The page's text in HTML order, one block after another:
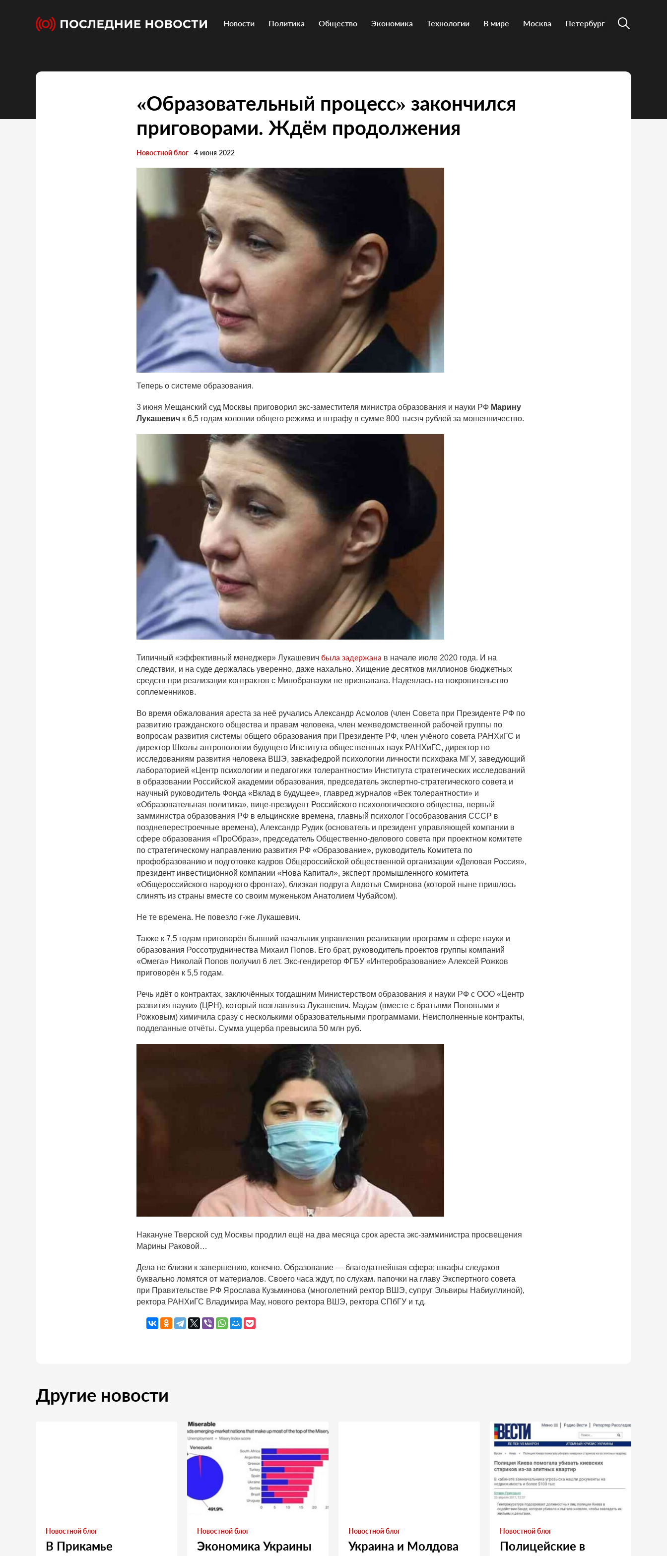
Новости Политика Общество Экономика Технологии В мире Москва Петербург
«Образовательный процесс» закончился
приговорами. Ждём продолжения
Новостной блог 4 июня 2022
Теперь о системе образования.
3 июня Мещанский суд Москвы приговорил экс-заместителя министра образования и науки РФ Марину
Лукашевич к 6,5 годам колонии общего режима и штрафу в сумме 800 тысяч рублей за мошенничество.
Типичный «эффективный менеджер» Лукашевич была задержана в начале июле 2020 года. И на
следствии, и на суде держалась уверенно, даже нахально. Хищение десятков миллионов бюджетных
средств при реализации контрактов с Минобранауки не признавала. Надеялась на покровительство
соплеменников.
Во время обжалования ареста за неё ручались Александр Асмолов (член Совета при Президенте РФ по
развитию гражданского общества и правам человека, член межведомственной рабочей группы по
вопросам развития системы общего образования при Президенте РФ, член учёного совета РАНХиГС и
директор Школы антропологии будущего Института общественных наук РАНХиГС, директор по
исследованиям развития человека ВШЭ, завкафедрой психологии личности психфака МГУ, заведующий
лабораторией «Центр психологии и педагогики толерантности» Института стратегических исследований
в образовании Российской академии образования, председатель экспертно-стратегического совета и
научный руководитель Фонда «Вклад в будущее», главред журналов «Век толерантности» и
«Образовательная политика», вице-президент Российского психологического общества, первый
замминистра образования РФ в ельцинские времена, главный психолог Гособразования СССР в
позднеперестроечные времена), Александр Рудик (основатель и президент управляющей компании в
сфере образования «ПроОбраз», председатель Общественно-делового совета при проектном комитете
по стратегическому направлению развития РФ «Образование», руководитель Комитета по
профобразованию и подготовке кадров Общероссийской общественной организации «Деловая Россия»,
президент инвестиционной компании «Нова Капитал», эксперт промышленного комитета
«Общероссийского народного фронта»), близкая подруга Авдотья Смирнова (которой ныне пришлось
слинять из страны вместе со своим муженьком Анатолием Чубайсом).
Не те времена. Не повезло г-же Лукашевич.
Также к 7,5 годам приговорён бывший начальник управления реализации программ в сфере науки и
образования Россотрудничества Михаил Попов. Его брат, руководитель проектов группы компаний
«Омега» Николай Попов получил 6 лет. Экс-гендиретор ФГБУ «Интеробразование» Алексей Рожков
приговорён к 5,5 годам.
Речь идёт о контрактах, заключённых тогдашним Министерством образования и науки РФ с ООО «Центр
развития науки» (ЦРН), который возглавляла Лукашевич. Мадам (вместе с братьями Поповыми и
Рожковым) химичила сразу с несколькими образовательными программами. Неисполненные контракты,
подделанные отчёты. Сумма ущерба превысила 50 млн руб.
Накануне Тверской суд Москвы продлил ещё на два месяца срок ареста экс-замминистра просвещения
Марины Раковой…
Дела не близки к завершению, конечно. Образование — благодатнейшая сфера; шкафы следаков
буквально ломятся от материалов. Своего часа ждут, по слухам. папочки на главу Экспертного совета
при Правительстве РФ Ярослава Кузьминова (многолетний ректор ВШЭ, супруг Эльвиры Набиуллиной),
ректора РАНХиГС Владимира Мау, нового ректора ВШЭ, ректора СПбГУ и т.д.
Другие новости
Новостной блог
В Прикамье
Новостной блог
Экономика Украины
Новостной блог
Украина и Молдова
Новостной блог
Полицейские в